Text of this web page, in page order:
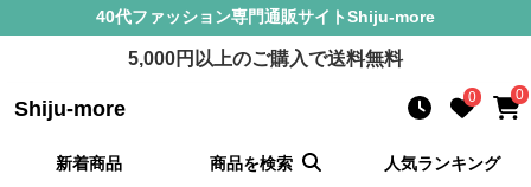
40代ファッション専門通販サイトShiju-more
5,000円以上のご購入で送料無料
Shiju-more 0 0
新着商品 商品を検索 人気ランキング